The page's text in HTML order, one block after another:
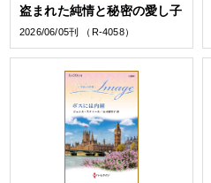
盗まれた純情と秘密の愛し子
2026/06/05刊 （R-4058）